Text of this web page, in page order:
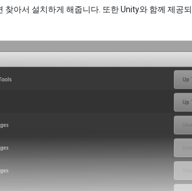
아서 설치하게 해줍니다. 또한 Unity와 함께 제공